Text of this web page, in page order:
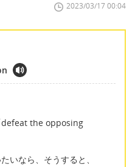
2023/03/17 00:04
defeat the opposing
いなら、そうすると、